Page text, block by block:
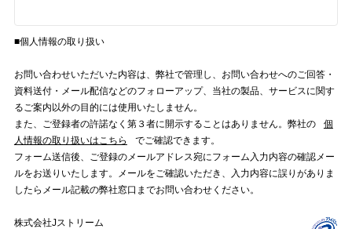
■個人情報の取り扱い
お問い合わせいただいた内容は、弊社で管理し、お問い合わせへのご回答・
資料送付・メール配信などのフォローアップ、当社の製品、サービスに関す
るご案内以外の目的には使用いたしません。
また、ご登録者の許諾なく第３者に開示することはありません。弊社の
個
人情報の取り扱いはこちら
でご確認できます。
フォーム送信後、ご登録のメールアドレス宛にフォーム入力内容の確認メー
ルをお送りいたします。メールをご確認いただき、入力内容に誤りがありま
したらメール記載の弊社窓口までお問い合わせください。
株式会社Jストリーム